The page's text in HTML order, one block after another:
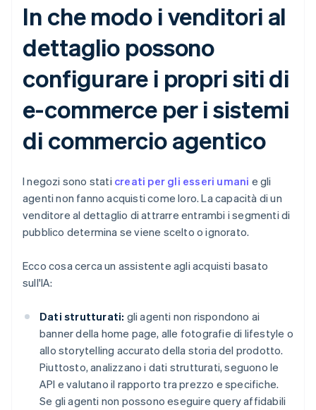
In che modo i venditori al
dettaglio possono
configurare i propri siti di
e-commerce per i sistemi
di commercio agentico
I negozi sono stati creati per gli esseri umani e gli
agenti non fanno acquisti come loro. La capacità di un
venditore al dettaglio di attrarre entrambi i segmenti di
pubblico determina se viene scelto o ignorato.
Ecco cosa cerca un assistente agli acquisti basato
sull'IA:
Dati strutturati: gli agenti non rispondono ai
banner della home page, alle fotografie di lifestyle o
allo storytelling accurato della storia del prodotto.
Piuttosto, analizzano i dati strutturati, seguono le
API e valutano il rapporto tra prezzo e specifiche.
Se gli agenti non possono eseguire query affidabili